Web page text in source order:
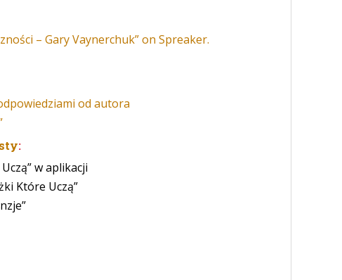
– Gary Vaynerchuk” on Spreaker.
od autora
:
w aplikacji
Które Uczą”